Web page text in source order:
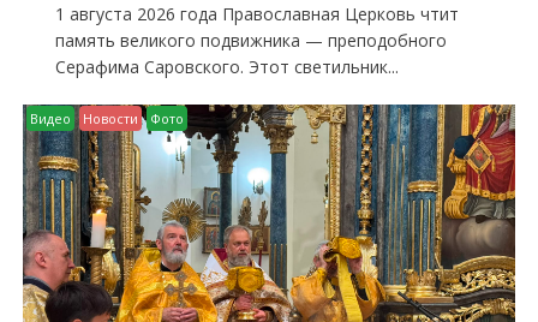
1 августа 2026 года Православная Церковь чтит
память великого подвижника — преподобного
Серафима Саровского. Этот светильник...
Видео Новости Фото